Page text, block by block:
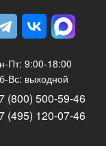
Пт: 9:00-18:00
Вс: выходной
(800) 500-59-46
(495) 120-07-46